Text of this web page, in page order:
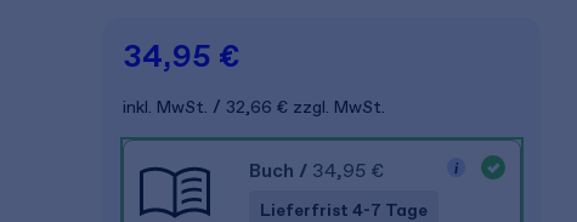
34,95 €
inkl. MwSt. 32,66 € zzgl. MwSt.
Buch / 34,95 €
Lieferfrist 4-7 Tage